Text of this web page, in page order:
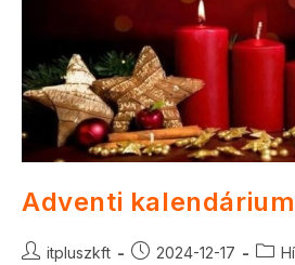
Adventi
Postitpluszkft
Post2024-12-17
Post